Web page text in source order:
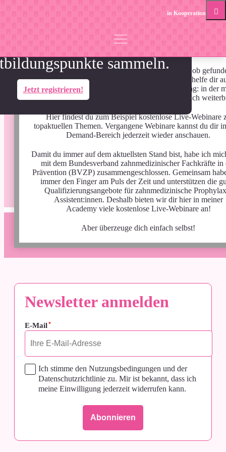
in Kooperation mit
1
CME Live-Webinar
2026-10-21 16:00:00
WIR HABEN WAS GEGEN
BIOFILM:
INTERDENTALREINIGUNG
ZWISCHEN WISSENSCHAFT,
WUNSCH UND WIRKLICHKEIT
Nora-Sophie Feulner
: : :
Seconds
Herzlich willkommen
Mit mir hast du eine gute Freundin für deinen Job
Deshalb kannst du bei mir nicht nur einkaufen, ich helfe dir
einer geballten Ladung Wissen für den Praxisalltag: in der
Academy – dem Fortbildungstool, das dich wirklich
Hier findest du zum Beispiel kostenlose Live-Webinare
topaktuellen Themen. Vergangene Webinare kannst du dir
Demand-Bereich jederzeit wieder anschauen.
Damit du immer auf dem aktuellsten Stand bist, habe ich
mit dem Bundesverband zahnmedizinischer Fachkräfte in
Prävention (BVZP) zusammengeschlossen. Gemeinsam
immer den Finger am Puls der Zeit und unterstützen die
Qualifizierungsangebote für zahnmedizinische
Assistent:innen. Deshalb bieten wir dir hier in meiner
Academy viele kostenlose Live-Webinare an!
Aber überzeuge dich einfach selbst!
Mitglied werden und
sammeln.
Jetzt registrieren!
Newsletter anmelden
E-Mail*
Ich stimme den Nutzungsbedingungen und der
Datenschutzrichtlinie zu. Mir ist bekannt, dass ich
meine Einwilligung jederzeit widerrufen kann.